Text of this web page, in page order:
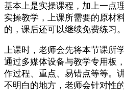
基本上是实操课程，加上一点
实操教学，上课所需要的原材
的，课后还可以继续免费练习。
上课时，老师会先将本节课所
通过多媒体设备与教学专用板
作过程、重点、易错点等等。
不明白的地方，老师会针对性的